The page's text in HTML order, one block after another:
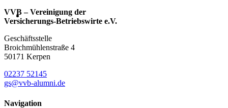
VVB – Vereinigung der
Versicherungs-Betriebswirte e.V.
Geschäftsstelle
Broichmühlenstraße 4
50171 Kerpen
02237 52145
gs@vvb-alumni.de
Navigation